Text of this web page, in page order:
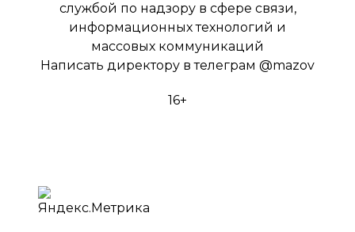
службой по надзору в сфере связи,
информационных технологий и
массовых коммуникаций
Написать директору в телеграм @mazov
16+